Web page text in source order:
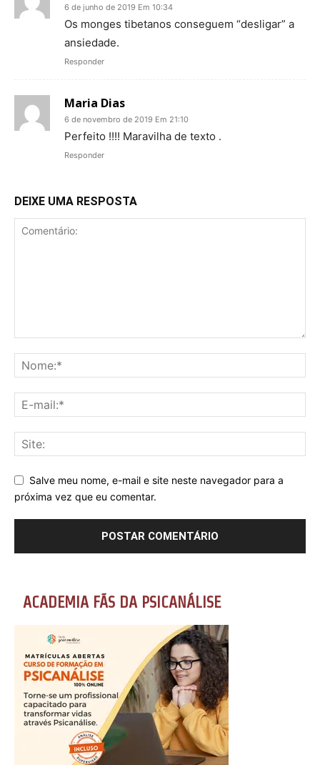
6 de junho de 2019 Em 10:34
Os monges tibetanos conseguem “desligar” a
ansiedade.
Responder
Maria Dias
6 de novembro de 2019 Em 21:10
Perfeito !!!! Maravilha de texto .
Responder
DEIXE UMA RESPOSTA
Salve meu nome, e-mail e site neste navegador para a
próxima vez que eu comentar.
ACADEMIA FÃS DA PSICANÁLISE